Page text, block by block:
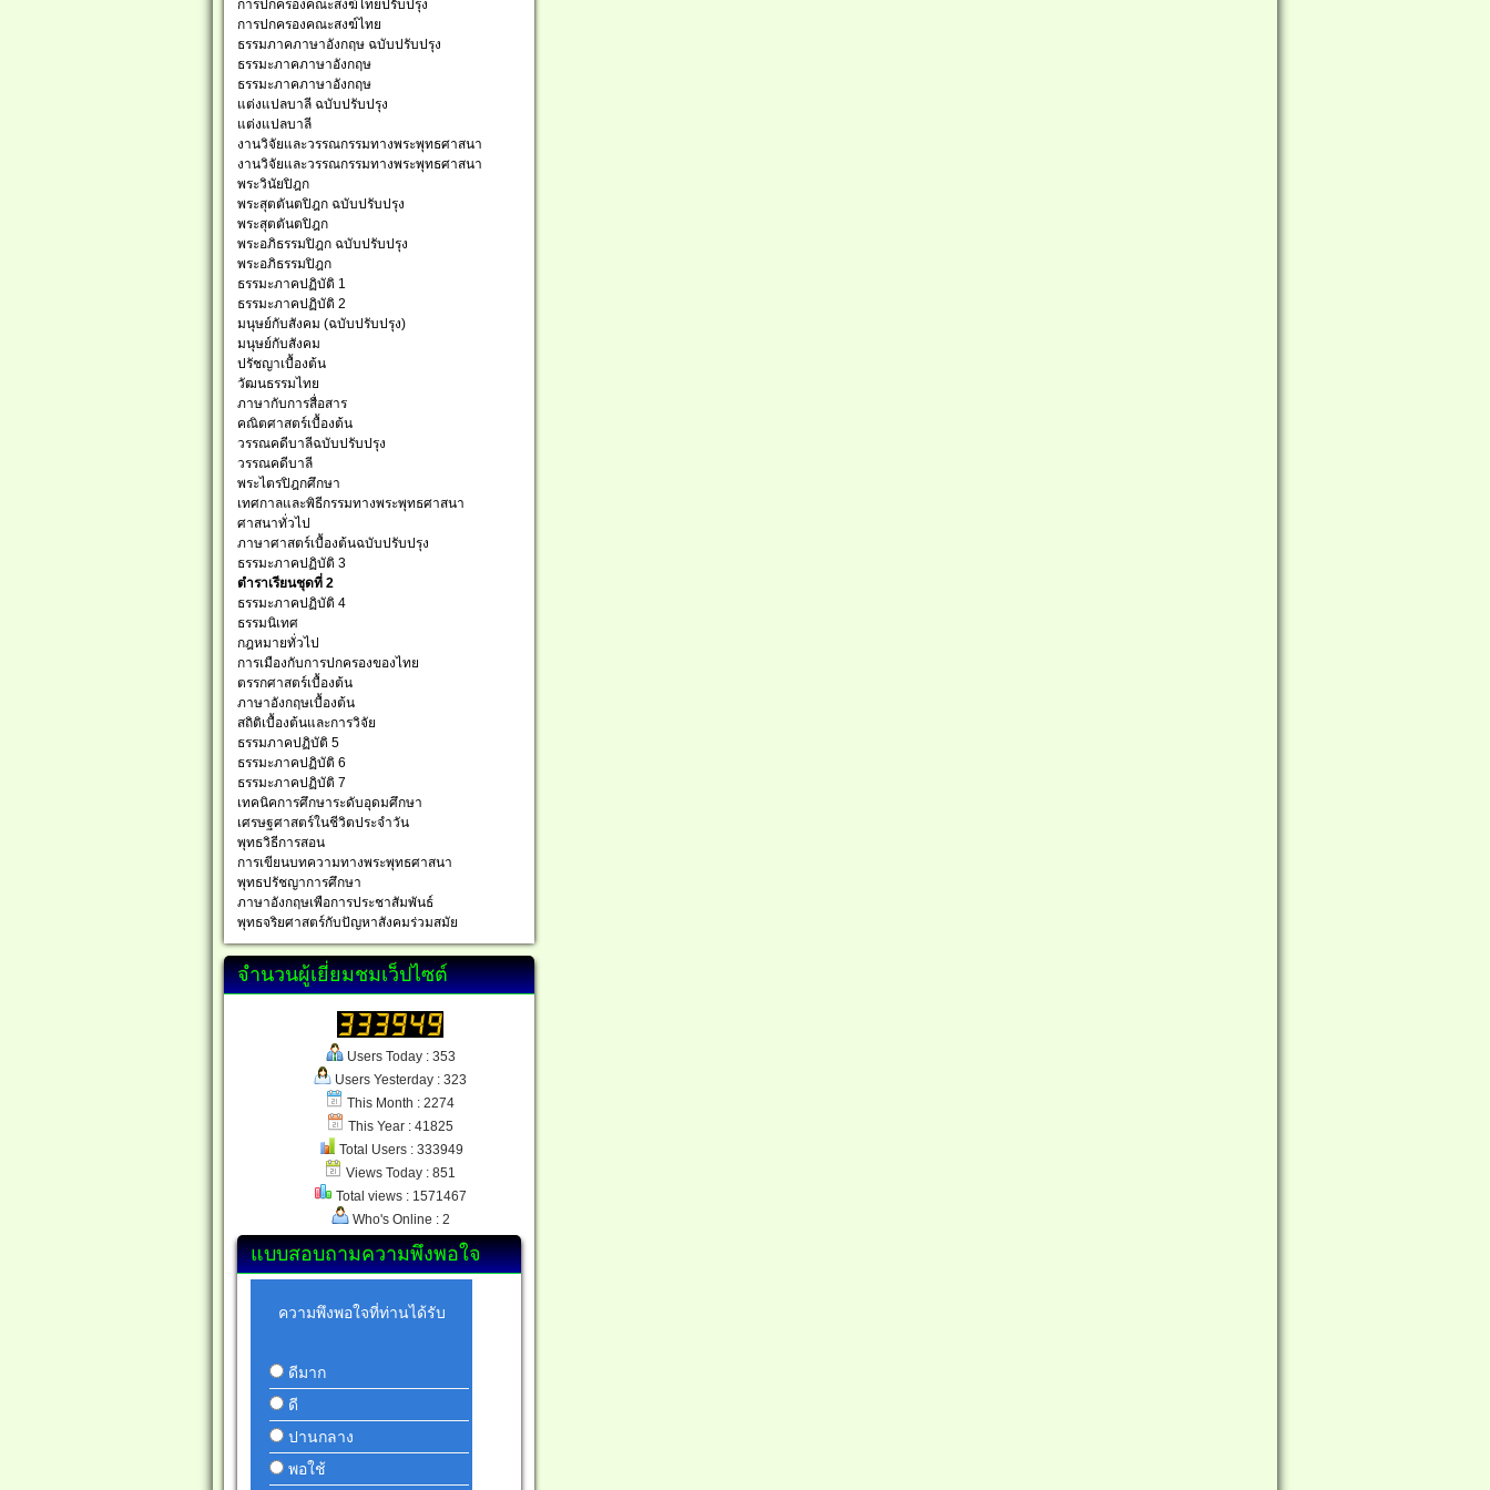
การปกครองคณะสงฆ์ไทยปรับปรุง
การปกครองคณะสงฆ์ไทย
ธรรมภาคภาษาอังกฤษ ฉบับปรับปรุง
ธรรมะภาคภาษาอังกฤษ
ธรรมะภาคภาษาอังกฤษ
แต่งแปลบาลี ฉบับปรับปรุง
แต่งแปลบาลี
งานวิจัยและวรรณกรรมทางพระพุทธศาสนา
งานวิจัยและวรรณกรรมทางพระพุทธศาสนา
พระวินัยปิฎก
พระสุตตันตปิฎก ฉบับปรับปรุง
พระสุตตันตปิฎก
พระอภิธรรมปิฎก ฉบับปรับปรุง
พระอภิธรรมปิฎก
ธรรมะภาคปฏิบัติ 1
ธรรมะภาคปฏิบัติ 2
มนุษย์กับสังคม (ฉบับปรับปรุง)
มนุษย์กับสังคม
ปรัชญาเบื้องต้น
วัฒนธรรมไทย
ภาษากับการสื่อสาร
คณิตศาสตร์เบื้องต้น
วรรณคดีบาลีฉบับปรับปรุง
วรรณคดีบาลี
พระไตรปิฎกศึกษา
เทศกาลและพิธีกรรมทางพระพุทธศาสนา
ศาสนาทั่วไป
ภาษาศาสตร์เบื้องต้นฉบับปรับปรุง
ธรรมะภาคปฏิบัติ 3
ตำราเรียนชุดที่ 2
ธรรมะภาคปฏิบัติ 4
ธรรมนิเทศ
กฎหมายทั่วไป
การเมืองกับการปกครองของไทย
ตรรกศาสตร์เบื้องต้น
ภาษาอังกฤษเบื้องต้น
สถิติเบื้องต้นและการวิจัย
ธรรมภาคปฏิบัติ 5
ธรรมะภาคปฏิบัติ 6
ธรรมะภาคปฏิบัติ 7
เทคนิคการศึกษาระดับอุดมศึกษา
เศรษฐศาสตร์ในชีวิตประจำวัน
พุทธวิธีการสอน
การเขียนบทความทางพระพุทธศาสนา
พุทธปรัชญาการศึกษา
ภาษาอังกฤษเพือการประชาสัมพันธ์
พุทธจริยศาสตร์กับปัญหาสังคมร่วมสมัย
จำนวนผู้เยี่ยมชมเว็ปไซต์
Users Today : 353
Users Yesterday : 323
This Month : 2274
This Year : 41825
Total Users : 333949
Views Today : 851
Total views : 1571467
Who's Online : 2
แบบสอบถามความพึงพอใจ
ความพึงพอใจที่ท่านได้รับ
ดีมาก
ดี
ปานกลาง
พอใช้